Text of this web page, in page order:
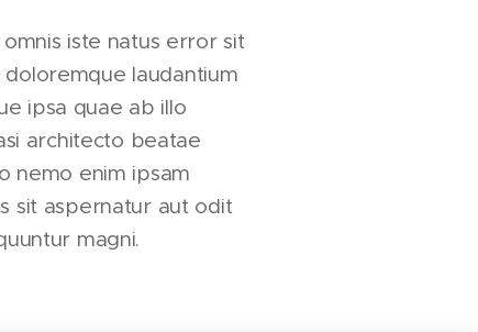
iste natus error sit
laudantium
ipsa quae ab illo
architecto beatae
nemo enim ipsam
sit aspernatur aut odit
magni.